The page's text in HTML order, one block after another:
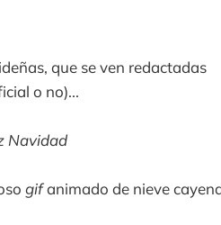
que se ven redactadas
o no)...
Navidad
gifanimado de nieve